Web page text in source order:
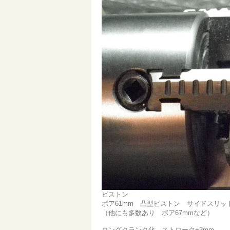
ピストン
ボア61mm 凸型ピストン サイドスリッ
（他にも多数あり ボア67mmなど）